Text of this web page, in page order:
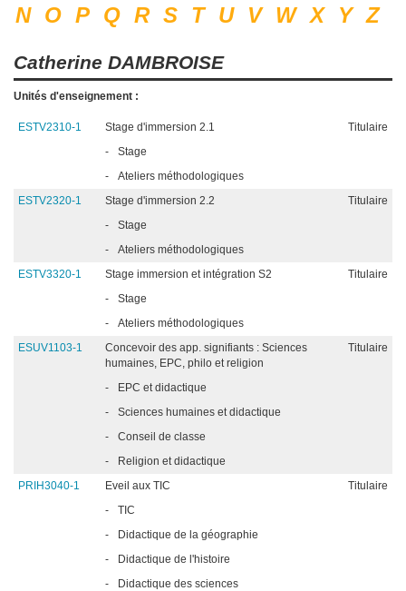
N O P Q R S T U V W X Y Z
Catherine DAMBROISE
Unités d'enseignement :
ESTV2310-1 Stage d'immersion 2.1
Titulaire
-
Stage
-
Ateliers méthodologiques
ESTV2320-1
Stage d'immersion 2.2
Titulaire
-
Stage
-
Ateliers méthodologiques
ESTV3320-1
Stage immersion et intégration S2
Titulaire
-
Stage
-
Ateliers méthodologiques
ESUV1103-1
Concevoir des app. signifiants : Sciences
humaines, EPC, philo et religion
Titulaire
-
EPC et didactique
-
Sciences humaines et didactique
-
Conseil de classe
-
Religion et didactique
PRIH3040-1
Eveil aux TIC
Titulaire
-
TIC
-
Didactique de la géographie
-
Didactique de l'histoire
-
Didactique des sciences